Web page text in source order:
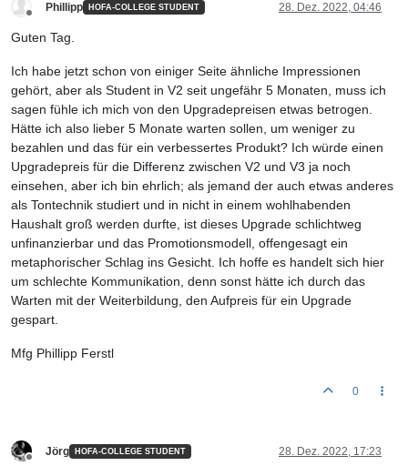
Phillipp HOFA-COLLEGE STUDENT 28. Dez. 2022, 04:46
Guten Tag.
Ich habe jetzt schon von einiger Seite ähnliche Impressionen
gehört, aber als Student in V2 seit ungefähr 5 Monaten, muss ich
sagen fühle ich mich von den Upgradepreisen etwas betrogen.
Hätte ich also lieber 5 Monate warten sollen, um weniger zu
bezahlen und das für ein verbessertes Produkt? Ich würde einen
Upgradepreis für die Differenz zwischen V2 und V3 ja noch
einsehen, aber ich bin ehrlich; als jemand der auch etwas anderes
als Tontechnik studiert und in nicht in einem wohlhabenden
Haushalt groß werden durfte, ist dieses Upgrade schlichtweg
unfinanzierbar und das Promotionsmodell, offengesagt ein
metaphorischer Schlag ins Gesicht. Ich hoffe es handelt sich hier
um schlechte Kommunikation, denn sonst hätte ich durch das
Warten mit der Weiterbildung, den Aufpreis für ein Upgrade
gespart.
Mfg Phillipp Ferstl
0
Jörg HOFA-COLLEGE STUDENT 28. Dez. 2022, 17:23